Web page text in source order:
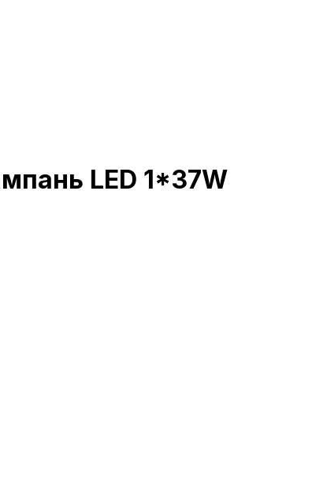
LED 1*37W